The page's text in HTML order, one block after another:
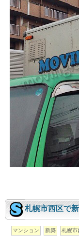
札幌市西区で
マンション 新築 札幌市